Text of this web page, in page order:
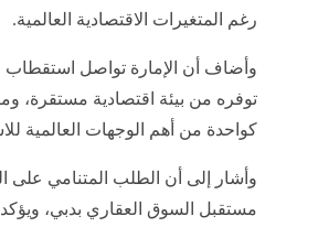
رغم المتغيرات الاقتصادية العالمية.
وأضاف أن الإمارة تواصل
توفره من بيئة اقتصادية مستقرة،
كواحدة من أهم الوجهات العالمية
وأشار إلى أن الطلب المتنامي على
مستقبل السوق العقاري بدبي،